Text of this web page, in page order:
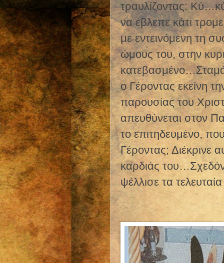
τραυλίζοντας:
να έβλεπε κάτι
με εντεινόμενη τη
ώμους του, στην
ο Γέροντας εκείνη
παρουσίας του
απευθύνεται στον
το επιτηδευμένο,
Γέροντας; Διέκρινε
καρδιάς
ψέλλισε τα